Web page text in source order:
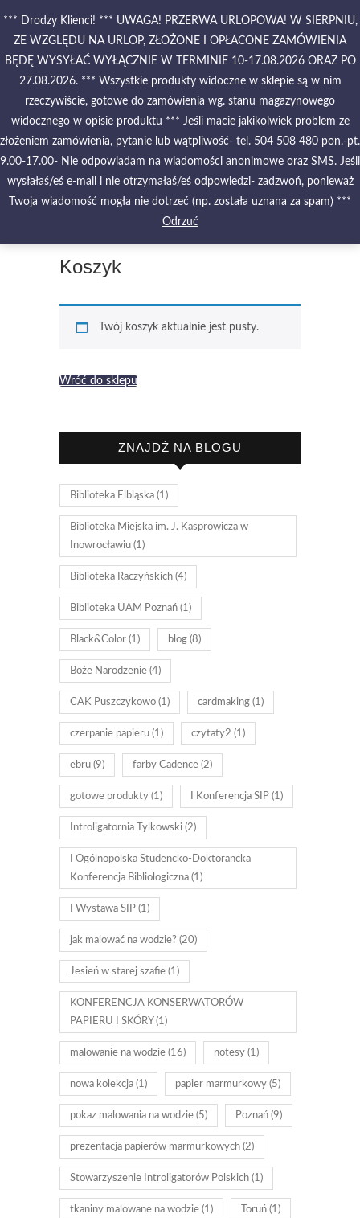
*** Drodzy Klienci! *** UWAGA! PRZERWA URLOPOWA! W SIERPNIU,
ZE WZGLĘDU NA URLOP, ZŁOŻONE I OPŁACONE ZAMÓWIENIA
BĘDĘ WYSYŁAĆ WYŁĄCZNIE W TERMINIE 10-17.08.2026 ORAZ PO
27.08.2026. *** Wszystkie produkty widoczne w sklepie są w nim
rzeczywiście, gotowe do zamówienia wg. stanu magazynowego
widocznego w opisie produktu *** Jeśli macie jakikolwiek problem ze
złożeniem zamówienia, pytanie lub wątpliwość- tel. 504 508 480 pon.-pt.
9.00-17.00- Nie odpowiadam na wiadomości anonimowe oraz SMS. Jeśli
wysłałaś/eś e-mail i nie otrzymałaś/eś odpowiedzi- zadzwoń, ponieważ
Twoja wiadomość mogła nie dotrzeć (np. została uznana za spam) ***
Odrzuć
PIĘKNO MALOWANE NA
WODZIE – PAPIERY
INTROLIGATORSKIE –
OPRAWY – ETUI – PUDEŁKA
Koszyk
Twój koszyk aktualnie jest pusty.
Wróć do sklepu
ZNAJDŹ NA BLOGU
Biblioteka Elbląska (1)
Biblioteka Miejska im. J. Kasprowicza w
Inowrocławiu (1)
Biblioteka Raczyńskich (4)
Biblioteka UAM Poznań (1)
Black&Color (1) blog (8)
Boże Narodzenie (4)
CAK Puszczykowo (1) cardmaking (1)
czerpanie papieru (1) czytaty2 (1)
ebru (9) farby Cadence (2)
gotowe produkty (1) I Konferencja SIP (1)
Introligatornia Tylkowski (2)
I Ogólnopolska Studencko-Doktorancka
Konferencja Bibliologiczna (1)
I Wystawa SIP (1)
jak malować na wodzie? (20)
Jesień w starej szafie (1)
KONFERENCJA KONSERWATORÓW
PAPIERU I SKÓRY(1)
malowanie na wodzie (16) notesy (1)
nowa kolekcja (1) papier marmurkowy (5)
pokaz malowania na wodzie (5) Poznań (9)
prezentacja papierów marmurkowych (2)
Stowarzyszenie Introligatorów Polskich (1)
tkaniny malowane na wodzie (1) Toruń (1)